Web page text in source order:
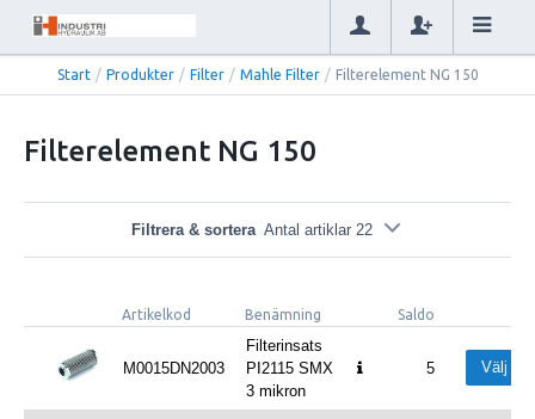
Start / Produkter / Filter / Mahle Filter / Filterelement NG 150
Filterelement NG 150
Filtrera & sortera Antal artiklar 22
Artikelkod Benämning Saldo
M0015DN2003
Filterinsats
PI2115 SMX
3 mikron
5 Välj